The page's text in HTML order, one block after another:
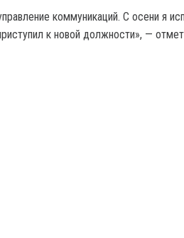
коммуникаций. С осени я
к новой должности», —